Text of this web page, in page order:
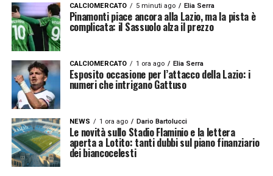
CALCIOMERCATO 5 minuti ago Elia Serra
Pinamonti piace ancora alla Lazio, ma la pista è
complicata: il Sassuolo alza il prezzo
CALCIOMERCATO 1 ora ago Elia Serra
Esposito occasione per l’attacco della Lazio: i
numeri che intrigano Gattuso
NEWS 1 ora ago Dario Bartolucci
Le novità sullo Stadio Flaminio e la lettera
aperta a Lotito: tanti dubbi sul piano finanziario
dei biancocelesti